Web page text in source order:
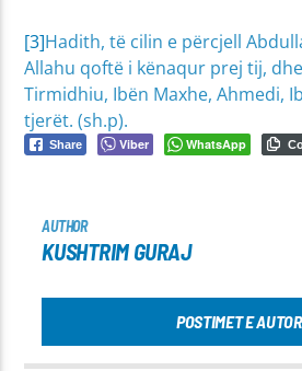
[3]Hadith, të cilin e përcjell
Allahu qoftë i kënaqur prej tij,
Tirmidhiu, Ibën Maxhe, Ahmedi,
tjerët. (sh.p).
Share Viber WhatsApp
AUTHOR
KUSHTRIM GURAJ
POSTIMET E